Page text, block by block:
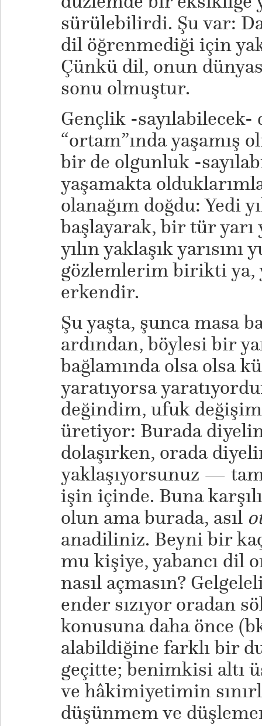
sürülebilirdi. Şu var:
dil öğrenmediği için
Çünkü dil, onun
sonu olmuştur.
Gençlik -
“ortam”ında yaşamış
bir de olgunluk -
yaşamakta
olanağım doğdu: Yedi
başlayarak, bir tür
yılın yaklaşık yarısını
gözlemlerim birikti
erkendir.
Şu yaşta, şunca masa
ardından, böylesi bir
bağlamında olsa olsa
yaratıyorsa
değindim, ufuk
üretiyor: Burada
dolaşırken, orada
yaklaşıyorsunuz —
işin içinde. Buna
olun ama burada, asıl
anadiliniz. Beyni bir
mu kişiye, yabancı dil
nasıl açmasın?
ender sızıyor oradan
konusuna daha önce
alabildiğine farklı bir
geçitte; benimkisi altı
ve hâkimiyetimin
düşünmem ve